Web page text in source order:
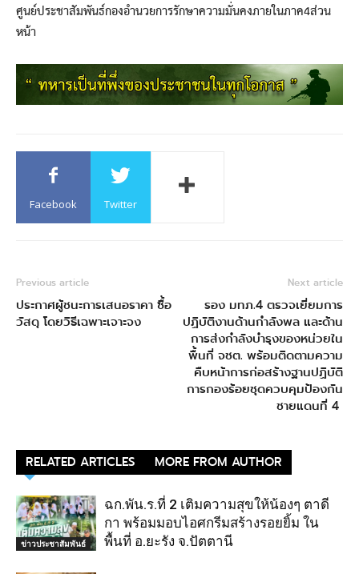
ศูนย์ประชาสัมพันธ์กองอำนวยการรักษาความมั่นคงภายในภาค4ส่วน
หน้า
Facebook Twitter
Previous article
ประกาศผู้ชนะการเสนอราคา ซื้อ
วัสดุ โดยวิธีเฉพาะเจาะจง
Next article
รอง มทภ.4 ตรวจเยี่ยมการ
ปฏิบัติงานด้านกำลังพล และด้าน
การส่งกำลังบำรุงของหน่วยใน
พื้นที่ จชต. พร้อมติดตามความ
คืบหน้าการก่อสร้างฐานปฏิบัติ
การกองร้อยชุดควบคุมป้องกัน
ชายแดนที่ 4
RELATED ARTICLES MORE FROM AUTHOR
ข่าวประชาสัมพันธ์
ฉก.พัน.ร.ที่ 2 เติมความสุขให้น้องๆ ตาดี
กา พร้อมมอบไอศกรีมสร้างรอยยิ้ม ใน
พื้นที่ อ.ยะรัง จ.ปัตตานี